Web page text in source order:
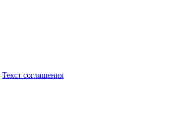
Текст соглашения